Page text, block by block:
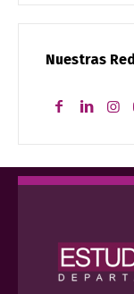
Nuestras